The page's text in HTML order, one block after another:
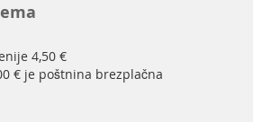
4,50 €
€ je poštnina brezplačna